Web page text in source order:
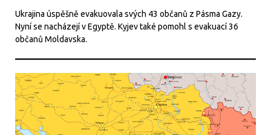
Ukrajina úspěšně evakuovala svých 43 občanů z Pásma Gazy.
Nyní se nacházejí v Egyptě. Kyjev také pomohl s evakuací 36
občanů Moldavska.